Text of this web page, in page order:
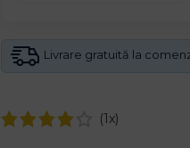
Livrare gratuită la
(1x)